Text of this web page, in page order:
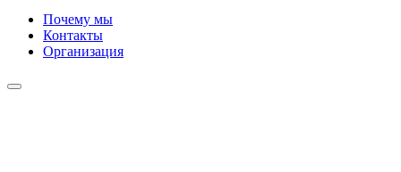
Почему мы
Контакты
Организация